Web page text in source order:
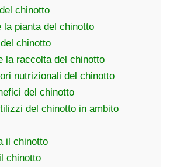
chinotto
la pianta del chinotto
chinotto
la raccolta del chinotto
nutrizionali del chinotto
del chinotto
del chinotto in ambito
il chinotto
chinotto